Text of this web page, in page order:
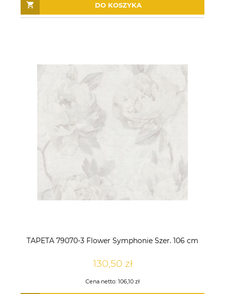
DO KOSZYKA
TAPETA 79070-3 Flower Symphonie Szer. 106 cm
130,50 zł
Cena netto: 106,10 zł